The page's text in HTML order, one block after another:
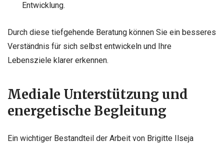
Entwicklung.
Durch diese tiefgehende Beratung können Sie ein besseres
Verständnis für sich selbst entwickeln und Ihre
Lebensziele klarer erkennen.
Mediale Unterstützung und
energetische Begleitung
Ein wichtiger Bestandteil der Arbeit von Brigitte Ilseja